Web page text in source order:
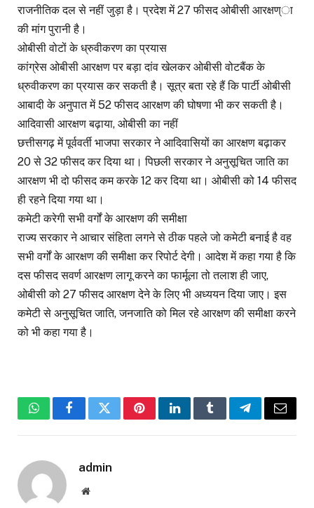
राजनीतिक दल से नहीं जुड़ा है। प्रदेश में 27 फीसद ओबीसी आरक्षण्ा
की मांग पुरानी है।
ओबीसी वोटों के ध्रुवीकरण का प्रयास
कांग्रेस ओबीसी आरक्षण पर बड़ा दांव खेलकर ओबीसी वोटबैंक के
ध्रुवीकरण का प्रयास कर सकती है। सूत्र बता रहे हैं कि पार्टी ओबीसी
आबादी के अनुपात में 52 फीसद आरक्षण की घोषणा भी कर सकती है।
आदिवासी आरक्षण बढ़ाया, ओबीसी का नहीं
छत्तीसगढ़ में पूर्ववर्ती भाजपा सरकार ने आदिवासियों का आरक्षण बढ़ाकर
20 से 32 फीसद कर दिया था। पिछली सरकार ने अनुसूचित जाति का
आरक्षण भी दो फीसद कम करके 12 कर दिया था। ओबीसी को 14 फीसद
ही रहने दिया गया था।
कमेटी करेगी सभी वर्गों के आरक्षण की समीक्षा
राज्य सरकार ने आचार संहिता लगने से ठीक पहले जो कमेटी बनाई है वह
सभी वर्गों के आरक्षण की समीक्षा कर रिपोर्ट देगी। आदेश में कहा गया है कि
दस फीसद सवर्ण आरक्षण लागू करने का फार्मूला तो तलाश ही जाए,
ओबीसी को 27 फीसद आरक्षण देने के लिए भी अध्ययन दिया जाए। इस
कमेटी से अनुसूचित जाति, जनजाति को मिल रहे आरक्षण की समीक्षा करने
को भी कहा गया है।
WhatsAppFacebookTwitterPinterestLinkedInTumblrTelegramEmail
admin
Website